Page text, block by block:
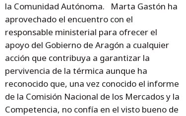
la Comunidad Autónoma. Marta Gastón ha
aprovechado el encuentro con el
responsable ministerial para ofrecer el
apoyo del Gobierno de Aragón a cualquier
acción que contribuya a garantizar la
pervivencia de la térmica aunque ha
reconocido que, una vez conocido el informe
de la Comisión Nacional de los Mercados y la
Competencia, no confía en el visto bueno de